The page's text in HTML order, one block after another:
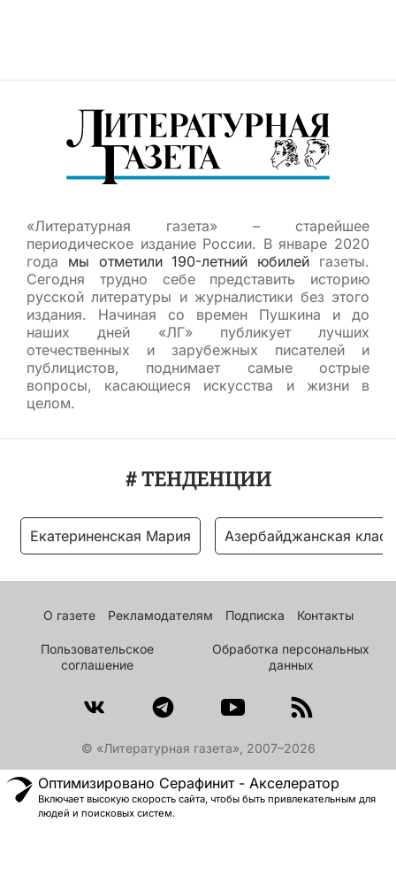
«Литературная газета» – старейшее
периодическое издание России. В январе 2020
года мы отметили 190-летний юбилей газеты.
Сегодня трудно себе представить историю
русской литературы и журналистики без этого
издания. Начиная со времен Пушкина и до
наших дней «ЛГ» публикует лучших
отечественных и зарубежных писателей и
публицистов, поднимает самые острые
вопросы, касающиеся искусства и жизни в
целом.
# ТЕНДЕНЦИИ
Екатериненская Мария Азербайджанская
О газете Рекламодателям Подписка Контакты
Пользовательское
соглашение
Обработка персональных
данных
© «Литературная газета», 2007–2026
Оптимизировано Серафинит - Акселератор
Включает высокую скорость сайта, чтобы быть привлекательным для
людей и поисковых систем.